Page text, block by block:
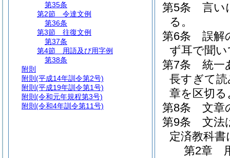
第5条
言い
る。
第6条
誤解
ず耳で聞
第7条
統一
長すぎて
章を区切
第8条
文章
第9条
文法
定済教科
第2章
第35条
第2節
令達文例
第36条
第3節
往復文例
第37条
第4節
用語及び用字例
第38条
附則
附則 (平成14年訓令第2号)
附則 (平成19年訓令第1号)
附則 (令和元年規程第3号)
附則 (令和4年訓令第11号)